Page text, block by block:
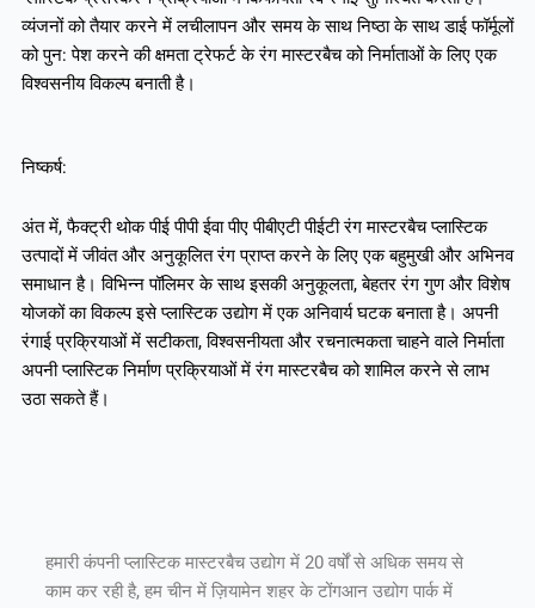
व्यंजनों को तैयार करने में लचीलापन और समय के साथ निष्ठा के साथ डाई फॉर्मूलों
को पुन: पेश करने की क्षमता ट्रेफर्ट के रंग मास्टरबैच को निर्माताओं के लिए एक
विश्वसनीय विकल्प बनाती है।
निष्कर्ष:
अंत में, फैक्ट्री थोक पीई पीपी ईवा पीए पीबीएटी पीईटी रंग मास्टरबैच प्लास्टिक
उत्पादों में जीवंत और अनुकूलित रंग प्राप्त करने के लिए एक बहुमुखी और अभिनव
समाधान है। विभिन्न पॉलिमर के साथ इसकी अनुकूलता, बेहतर रंग गुण और विशेष
योजकों का विकल्प इसे प्लास्टिक उद्योग में एक अनिवार्य घटक बनाता है। अपनी
रंगाई प्रक्रियाओं में सटीकता, विश्वसनीयता और रचनात्मकता चाहने वाले निर्माता
अपनी प्लास्टिक निर्माण प्रक्रियाओं में रंग मास्टरबैच को शामिल करने से लाभ
उठा सकते हैं।
हमारी कंपनी प्लास्टिक मास्टरबैच उद्योग में 20 वर्षों से अधिक समय से
काम कर रही है, हम चीन में ज़ियामेन शहर के टोंगआन उद्योग पार्क में